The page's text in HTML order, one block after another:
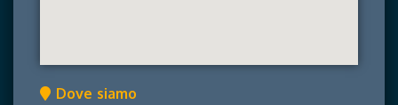
Dove siamo